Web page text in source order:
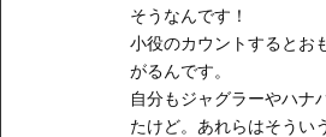
そうなんです！
小役のカウントするとお
がるんです。
自分もジャグラーやハナ
たけど。あれらはそうい